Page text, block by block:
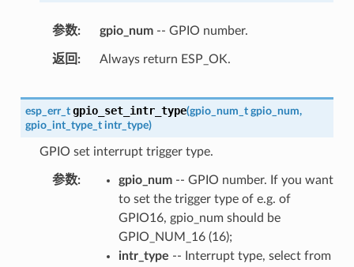
参数 gpio_num-- GPIO number.
返回 Always return ESP_OK.
esp_err_t gpio_set_intr_type(gpio_num_t gpio_num,
gpio_int_type_t intr_type)
GPIO set interrupt trigger type.
参数 gpio_num-- GPIO number. If you want
to set the trigger type of e.g. of
GPIO16, gpio_num should be
GPIO_NUM_16 (16);
intr_type -- Interrupt type, select from